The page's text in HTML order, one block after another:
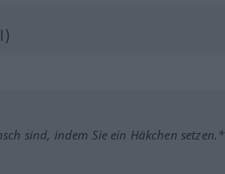
sind, indem Sie ein Häkchen setzen.*